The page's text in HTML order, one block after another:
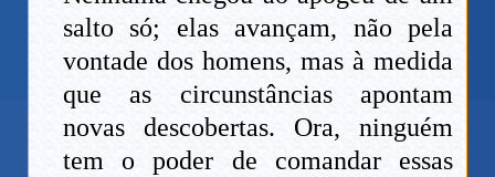
salto só; elas avançam, não pela
vontade dos homens, mas à medida
que as circunstâncias apontam
novas descobertas. Ora, ninguém
tem o poder de comandar essas